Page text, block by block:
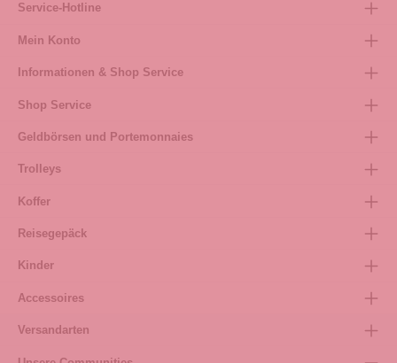
Service-Hotline
Mein Konto
Informationen & Shop Service
Shop Service
Geldbörsen und Portemonnaies
Trolleys
Koffer
Reisegepäck
Kinder
Accessoires
Versandarten